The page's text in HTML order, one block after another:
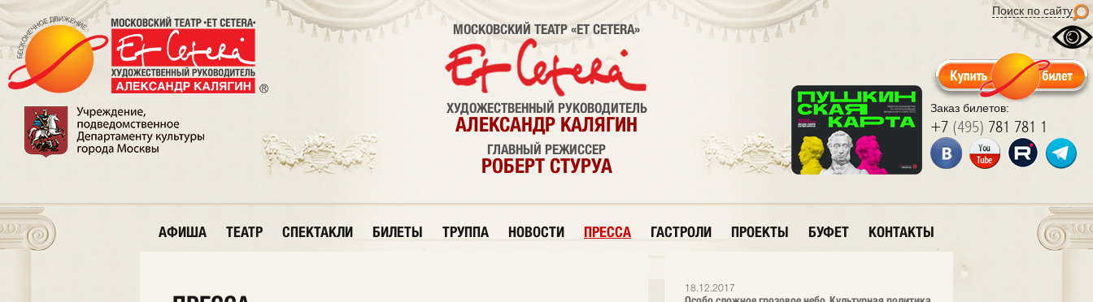
Поиск по сайту
Заказ билетов:
+7 (495) 781 781 1
МОСКОВСКИЙ ТЕАТР «ET CETERA»
ХУДОЖЕСТВЕННЫЙ РУКОВОДИТЕЛЬ
АЛЕКСАНДР КАЛЯГИН
ГЛАВНЫЙ РЕЖИССЕР
РОБЕРТ СТУРУА
АФИША ТЕАТР СПЕКТАКЛИ БИЛЕТЫ ТРУППА НОВОСТИ ПРЕССА ГАСТРОЛИ ПРОЕКТЫ БУФЕТ КОНТАКТЫ
18.12.2017